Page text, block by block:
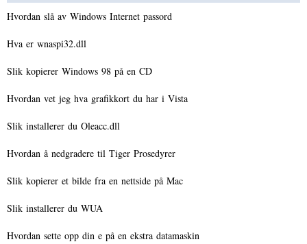
Hvordan slå av Windows Internet passord
Hva er wnaspi32.dll
Slik kopierer Windows 98 på en CD
Hvordan vet jeg hva grafikkort du har i Vista
Slik installerer du Oleacc.dll
Hvordan å nedgradere til Tiger Prosedyrer
Slik kopierer et bilde fra en nettside på Mac
Slik installerer du WUA
Hvordan sette opp din e på en ekstra datamaskin